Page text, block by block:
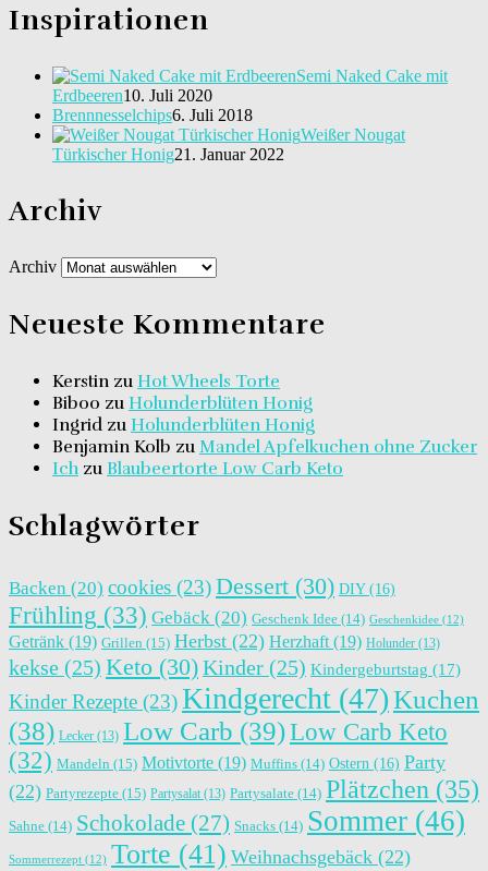
Inspirationen
Semi Naked Cake mit
Erdbeeren10. Juli 2020
Brennnesselchips6. Juli 2018
Weißer Nougat
Türkischer Honig21. Januar 2022
Archiv
Archiv
Neueste Kommentare
Kerstin zu Hot Wheels Torte
Biboo zu Holunderblüten Honig
Ingrid zu Holunderblüten Honig
Benjamin Kolb zu Mandel Apfelkuchen ohne Zucker
Ich zu Blaubeertorte Low Carb Keto
Schlagwörter
Backen (20) cookies (23)Dessert (30) DIY(16)
Frühling (33) Gebäck (20) Geschenk Idee (14) Geschenkidee (12)
Getränk (19) Grillen (15) Herbst (22) Herzhaft (19) Holunder (13)
kekse (25) Keto (30)Kinder (25) Kindergeburtstag (17)
Kinder Rezepte (23)Kindgerecht (47)Kuchen
(38) Lecker (13) Low Carb (39)Low Carb Keto
(32) Mandeln (15) Motivtorte (19) Muffins (14) Ostern (16) Party
(22) Partyrezepte (15) Partysalat (13) Partysalate (14) Plätzchen (35)
Sahne (14) Schokolade (27) Snacks (14) Sommer (46)
Sommerrezept (12) Torte (41) Weihnachsgebäck (22)